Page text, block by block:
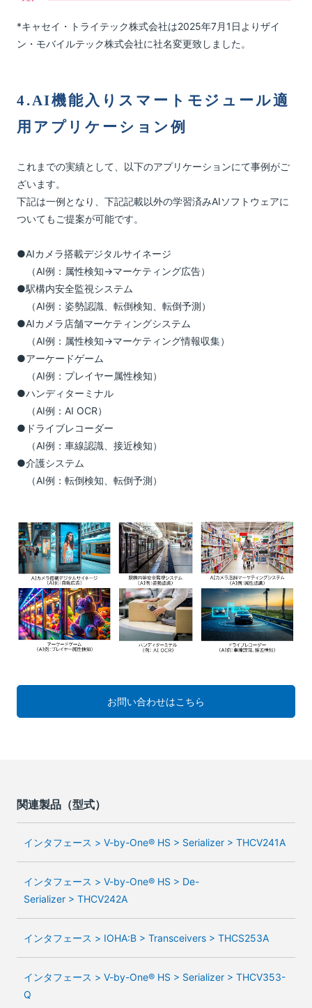
*キャセイ・トライテック株式会社は2025年7月1日よりザイ
ン・モバイルテック株式会社に社名変更致しました。
4.AI機能入りスマートモジュール適
用アプリケーション例
これまでの実績として、以下のアプリケーションにて事例がご
ざいます。
下記は一例となり、下記記載以外の学習済みAIソフトウェアに
ついてもご提案が可能です。
●AIカメラ搭載デジタルサイネージ
（AI例：属性検知→マーケティング広告）
●駅構内安全監視システム
（AI例：姿勢認識、転倒検知、転倒予測）
●AIカメラ店舗マーケティングシステム
（AI例：属性検知→マーケティング情報収集）
●アーケードゲーム
（AI例：プレイヤー属性検知）
●ハンディターミナル
（AI例：AI OCR）
●ドライブレコーダー
（AI例：車線認識、接近検知）
●介護システム
（AI例：転倒検知、転倒予測）
お問い合わせはこちら
関連製品（型式）
インタフェース > V-by-One® HS > Serializer > THCV241A
インタフェース > V-by-One® HS > De-
Serializer > THCV242A
インタフェース > IOHA:B > Transceivers > THCS253A
インタフェース > V-by-One® HS > Serializer > THCV353-
Q